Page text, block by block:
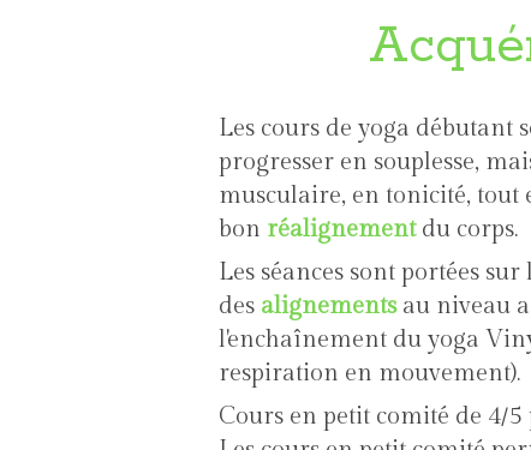
Les cours de yoga débutant
progresser en souplesse,
musculaire, en tonicité, tout
bon réalignementdu corps.
Les séances sont portées
des alignementsau niveau
l'enchaînement du yoga
respiration en mouvement).
Cours en petit comité de